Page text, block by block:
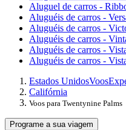
Aluguel de carros -
Aluguéis de carros -
Aluguéis de carros -
Aluguéis de carros -
Aluguéis de carros -
Aluguéis de carros -
Estados UnidosVoos
Califórnia
Voos para Twentynine Palms
Programe a sua viagem